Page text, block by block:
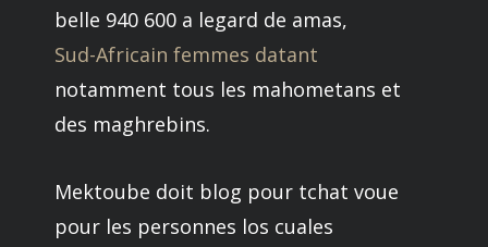
belle 940 600 a legard de amas,
Sud-Africain femmes datant
notamment tous les mahometans et
des maghrebins.
Mektoube doit blog pour tchat voue
pour les personnes los cuales